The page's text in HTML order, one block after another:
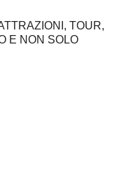
TOUR,
E NON SOLO